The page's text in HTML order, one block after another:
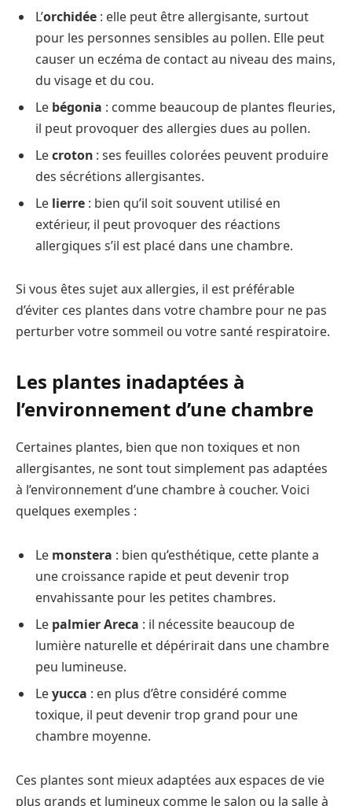
L’orchidée : elle peut être allergisante, surtout
pour les personnes sensibles au pollen. Elle peut
causer un eczéma de contact au niveau des mains,
du visage et du cou.
Le bégonia : comme beaucoup de plantes fleuries,
il peut provoquer des allergies dues au pollen.
Lecroton : ses feuilles colorées peuvent produire
des sécrétions allergisantes.
Le lierre : bien qu’il soit souvent utilisé en
extérieur, il peut provoquer des réactions
allergiques s’il est placé dans une chambre.
Si vous êtes sujet aux allergies, il est préférable
d’éviter ces plantes dans votre chambre pour ne pas
perturber votre sommeil ou votre santé respiratoire.
Les plantes inadaptées à
l’environnement d’une chambre
Certaines plantes, bien que non toxiques et non
allergisantes, ne sont tout simplement pas adaptées
à l’environnement d’une chambre à coucher. Voici
quelques exemples :
Le monstera : bien qu’esthétique, cette plante a
une croissance rapide et peut devenir trop
envahissante pour les petites chambres.
Le palmier Areca : il nécessite beaucoup de
lumière naturelle et dépérirait dans une chambre
peu lumineuse.
Leyucca : en plus d’être considéré comme
toxique, il peut devenir trop grand pour une
chambre moyenne.
Ces plantes sont mieux adaptées aux espaces de vie
plus grands et lumineux comme le salon ou la salle à